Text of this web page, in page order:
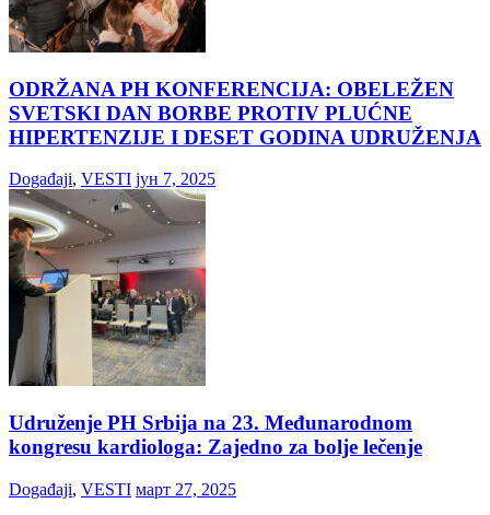
ODRŽANA PH KONFERENCIJA: OBELEŽEN
SVETSKI DAN BORBE PROTIV PLUĆNE
HIPERTENZIJE I DESET GODINA UDRUŽENJA
Događaji, VESTI јун 7, 2025
Udruženje PH Srbija na 23. Međunarodnom
kongresu kardiologa: Zajedno za bolje lečenje
Događaji, VESTI март 27, 2025